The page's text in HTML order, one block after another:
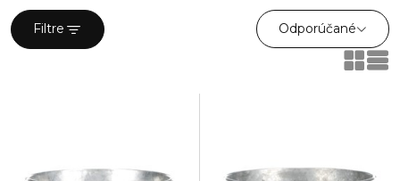
Filtre Odporúčané